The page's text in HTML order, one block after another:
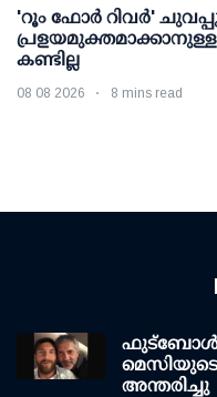
'റൂം ഫോര്‍ റിവര്‍'
പ്രളയമുക്തമാക്കാനുള്ള
കണ്ടില്ല
08 08 2026 8 mins read
ഫുട്ബോൾ
അന്തരിച്ചു